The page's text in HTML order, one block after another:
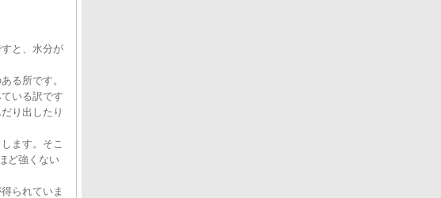
と、水分が
る所です。
いる訳です
り出したり
ます。そこ
ど強くない
られていま